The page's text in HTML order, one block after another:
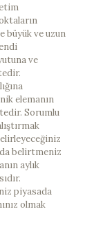
büyük ve uzun
ve
elemanın
Sorumlu
belirtmeniz
aylık
piyasada
olmak